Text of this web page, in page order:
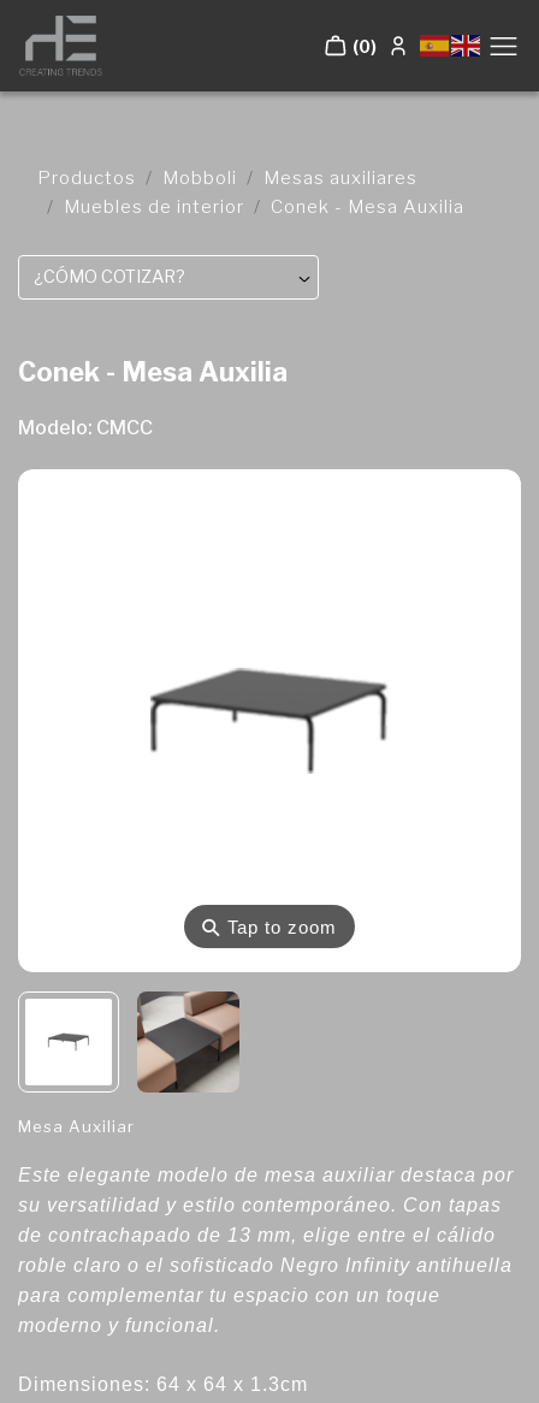
(0)
Productos Mobboli
Mesas auxiliares
Muebles de interior
Conek - Mesa Auxilia
¿CÓMO COTIZAR?
Conek - Mesa Auxilia
Modelo: CMCC
⚲Tap to zoom
Mesa Auxiliar
Este elegante modelo de mesa auxiliar destaca por
su versatilidad y estilo contemporáneo. Con tapas
de contrachapado de 13 mm, elige entre el cálido
roble claro o el sofisticado Negro Infinity antihuella
para complementar tu espacio con un toque
moderno y funcional.
Dimensiones: 64 x 64 x 1.3cm